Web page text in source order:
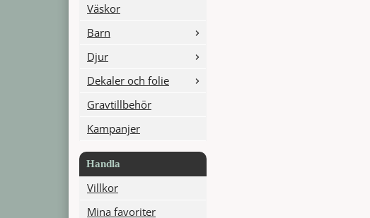
Väskor
Barn
Djur
Dekaler och folie
Gravtillbehör
Kampanjer
Handla
Villkor
Mina favoriter